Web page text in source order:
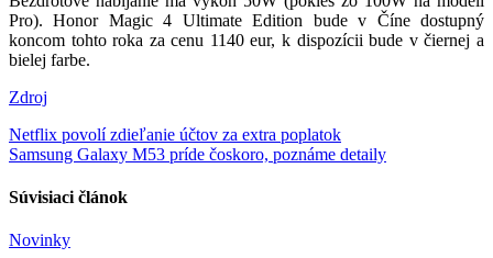
Pro). Honor Magic 4 Ultimate Edition bude v Číne dostupný
koncom tohto roka za cenu 1140 eur, k dispozícii bude v čiernej a
bielej farbe.
Zdroj
Navigácia
v
článku
Netflix povolí zdieľanie účtov za extra poplatok
Samsung Galaxy M53 príde čoskoro, poznáme detaily
Súvisiaci článok
Novinky